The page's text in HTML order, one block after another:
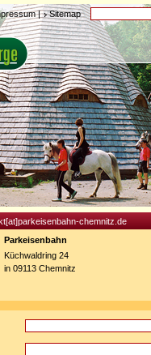
| Sitemap
chemnitz.de
Parkeisenbahn
Küchwaldring 24
in 09113 Chemnitz